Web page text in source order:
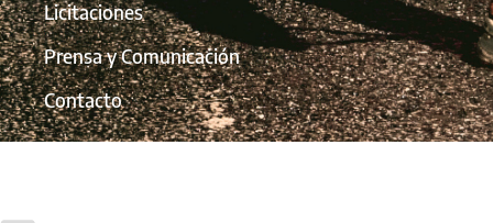
Licitaciones
Prensa y Comunicación
Contacto